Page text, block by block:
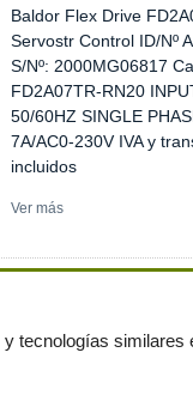
Baldor Flex Drive
Servostr Control ID/Nº
S/Nº: 2000MG06817
FD2A07TR-RN20
50/60HZ SINGLE
7A/AC0-230V IVA y
incluidos
Ver más
- Todos los
tecnologías similares